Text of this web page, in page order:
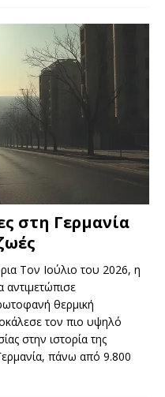
στη Γερμανία
Τον Ιούλιο του 2026, η
αντιμετώπισε
θερμική
τον πιο υψηλό
στην ιστορία της
πάνω από 9.800